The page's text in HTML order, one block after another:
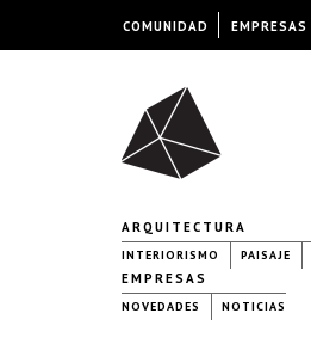
ARQUITECTURA
INTERIORISMO PAISAJE
EMPRESAS
NOVEDADES NOTICIAS
COMUNIDAD EMPRESAS